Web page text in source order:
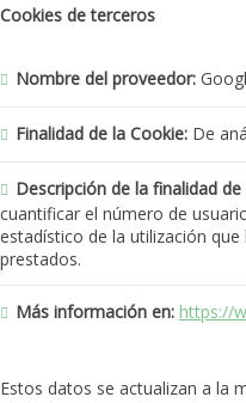
Cookies de terceros
Nombre del proveedor:
Finalidad de la Cookie: De
Descripción de la finalidad de
cuantificar el número de
estadístico de la utilización
prestados.
Más información en: https://
Estos datos se actualizan a la